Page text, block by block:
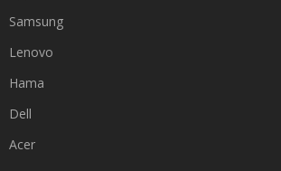
Samsung
Lenovo
Hama
Dell
Acer